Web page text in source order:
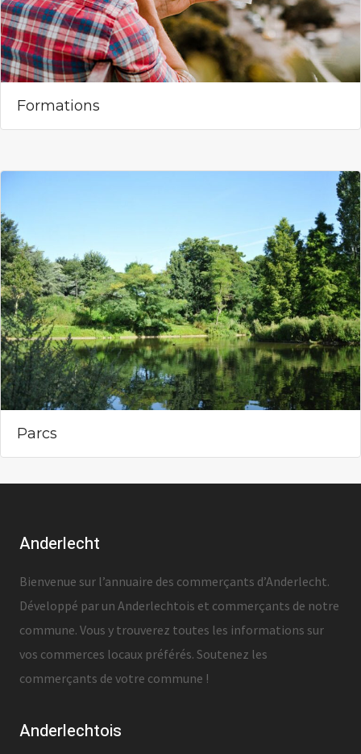
Formations
Parcs
Anderlecht
Bienvenue sur l’annuaire des commerçants d’Anderlecht.
Développé par un Anderlechtois et commerçants de notre
commune. Vous y trouverez toutes les informations sur
vos commerces locaux préférés. Soutenez les
commerçants de votre commune !
Anderlechtois